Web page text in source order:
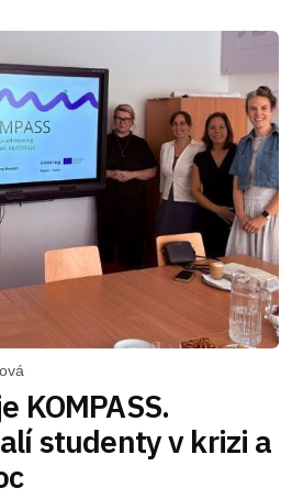
KOMPASS.
studenty v krizi a